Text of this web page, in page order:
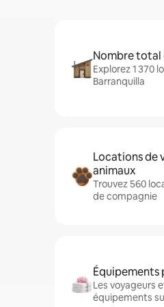
Nombre total
Explorez 1 370
Barranquilla
Locations de
animaux
Trouvez 560
de compagnie
Équipements
Les voyageurs
équipements